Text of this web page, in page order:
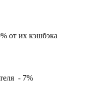
от их кэшбэка
- 7%